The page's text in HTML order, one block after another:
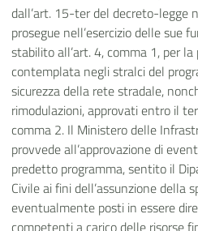
dall’art. 15-ter del decreto-legge
prosegue nell’esercizio delle sue
stabilito all’art. 4, comma 1, per
contemplata negli stralci del
sicurezza della rete stradale,
rimodulazioni, approvati entro il
comma 2. Il Ministero delle
provvede all’approvazione di
predetto programma, sentito il
Civile ai fini dell’assunzione della
eventualmente posti in essere
competenti a carico delle risorse